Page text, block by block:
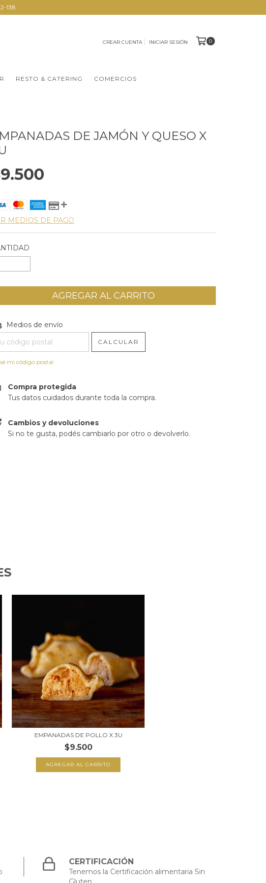
138
CREAR CUENTA INICIAR SESIÓN 0
RESTO & CATERING COMERCIOS
DE JAMÓN Y QUESO X
MEDIOS DE PAGO
para el CP:
Medios de envío
CALCULAR
mi código postal
Compra protegida
Tus datos cuidados durante toda la compra.
Cambios y devoluciones
Si no te gusta, podés cambiarlo por otro o devolverlo.
EMPANADAS DE POLLO X 3U
$9.500
CERTIFICACIÓN
Tenemos la Certificación alimentaria Sin